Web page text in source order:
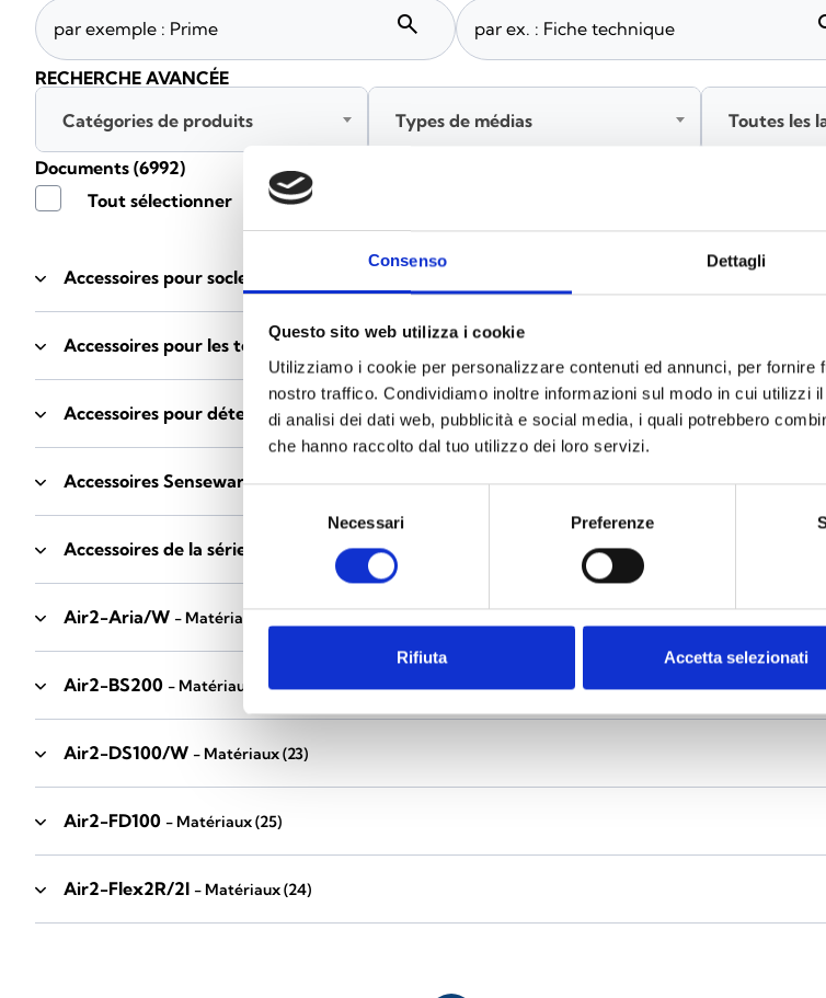
Consenso Dettagli
Questo sito web utilizza i cookie
Utilizziamo i cookie per personalizzare contenuti ed annunci, per
nostro traffico. Condividiamo inoltre informazioni sul modo in cui utilizzi
di analisi dei dati web, pubblicità e social media, i quali potrebbero
che hanno raccolto dal tuo utilizzo dei loro servizi.
consenso
Necessari Preferenze
Rifiuta Accetta selezionati
Accessoires pour socles EB00
Accessoires pour les tests des détecteurs
Accessoires pour détecteurs Enea - Matériaux (35)
Accessoires Senseware - Matériaux(2)
Accessoires de la série Industrial - Matériaux
Air2-Aria/W - Matériaux
Air2-BS200 - Matériaux (34)
Air2-DS100/W - Matériaux(23)
Air2-FD100 - Matériaux(25)
Air2-Flex2R/2I - Matériaux(24)
Documents (6992)
Tout sélectionner
search
RECHERCHE AVANCÉE
Catégories de produits
Types de médias Toutes les